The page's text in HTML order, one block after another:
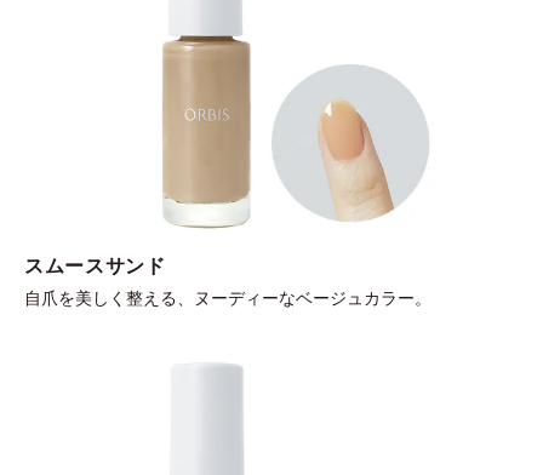
スムースサンド
自爪を美しく整える、ヌーディーなベージュカラー。